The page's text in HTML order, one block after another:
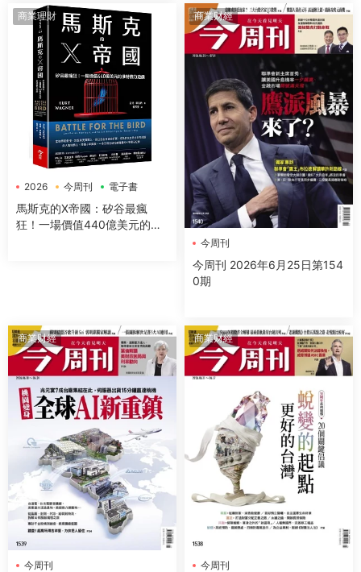
商業理財
2026 今周刊 電子書
馬斯克的X帝國：矽谷最瘋
狂！一場價值440億美元的推
商業财經
今周刊
今周刊 2026年6月25日第154
0期
商業财經
今周刊
商業财經
今周刊